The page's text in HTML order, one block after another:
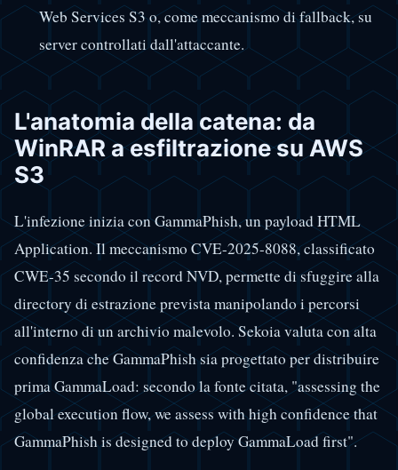
Web Services S3 o, come meccanismo di fallback, su
server controllati dall'attaccante.
L'anatomia della catena: da
WinRAR a esfiltrazione su AWS
S3
L'infezione inizia con GammaPhish, un payload HTML
Application. Il meccanismo CVE-2025-8088, classificato
CWE-35 secondo il record NVD, permette di sfuggire alla
directory di estrazione prevista manipolando i percorsi
all'interno di un archivio malevolo. Sekoia valuta con alta
confidenza che GammaPhish sia progettato per distribuire
prima GammaLoad: secondo la fonte citata, "assessing the
global execution flow, we assess with high confidence that
GammaPhish is designed to deploy GammaLoad first".